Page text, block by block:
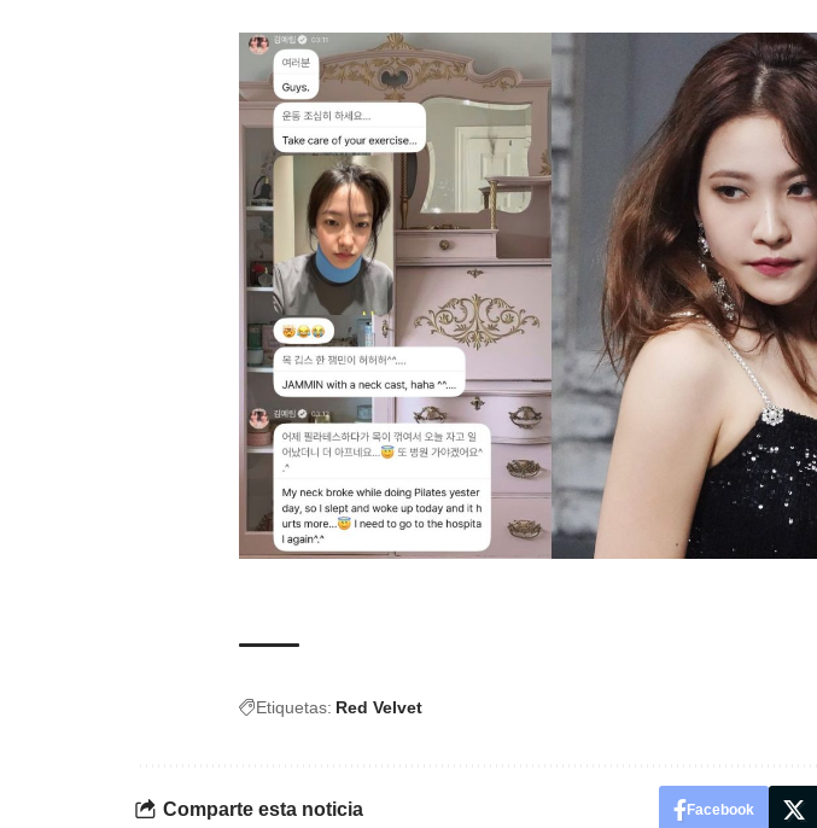
Etiquetas: Red Velvet
Comparte esta noticia Facebook